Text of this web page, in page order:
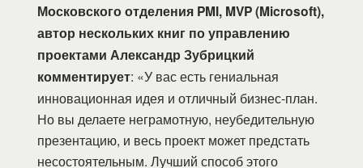
Московского отделения PMI, MVP (Microsoft),
автор нескольких книг по управлению
проектами Александр Зубрицкий
комментирует: «У вас есть гениальная
инновационная идея и отличный бизнес-план.
Но вы делаете неграмотную, неубедительную
презентацию, и весь проект может предстать
несостоятельным. Лучший способ этого